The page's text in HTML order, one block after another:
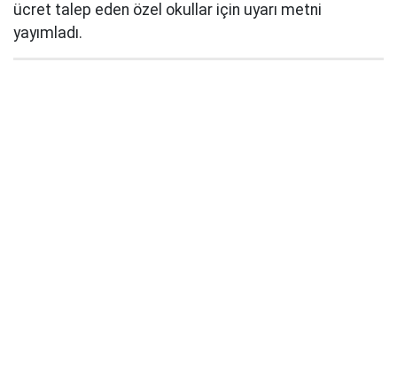
ücret talep eden özel okullar için uyarı metni
yayımladı.